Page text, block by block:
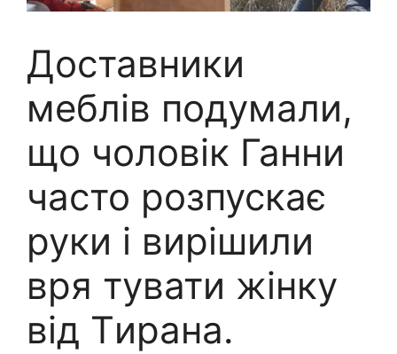
Доставники
меблів подумали,
що чоловік Ганни
часто розпускає
руки і вирішили
вря тувати жінку
від Tиpaна.